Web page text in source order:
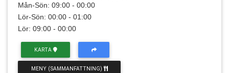
Mån-Sön: 09:00 - 00:00
Lör-Sön: 00:00 - 01:00
Lör: 09:00 - 00:00
KARTA
MENY (SAMMANFATTNING)